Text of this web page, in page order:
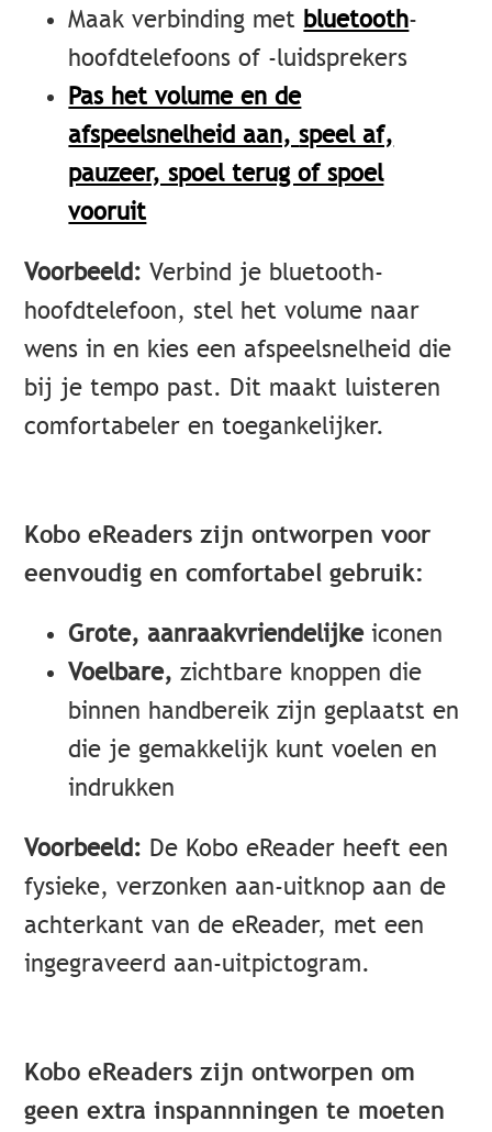
Maak verbinding met bluetooth-
hoofdtelefoons of -luidsprekers
Pas het volume en de
afspeelsnelheid aan,speel af,
pauzeer, spoel terug of spoel
vooruit
Voorbeeld: Verbind je bluetooth-
hoofdtelefoon, stel het volume naar
wens in en kies een afspeelsnelheid die
bij je tempo past. Dit maakt luisteren
comfortabeler en toegankelijker.
Kobo eReaders zijn ontworpen voor
eenvoudig en comfortabel gebruik:
Grote, aanraakvriendelijkeiconen
Voelbare,zichtbare knoppen die
binnen handbereik zijn geplaatst en
die je gemakkelijk kunt voelen en
indrukken
Voorbeeld: De Kobo eReader heeft een
fysieke, verzonken aan-uitknop aan de
achterkant van de eReader, met een
ingegraveerd aan-uitpictogram.
Kobo eReaders zijn ontworpen om
geen extra inspannningen te moeten